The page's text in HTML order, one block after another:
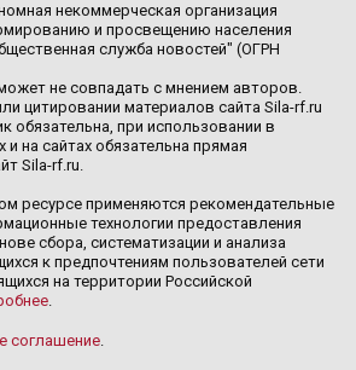
некоммерческая организация
и просвещению населения
служба новостей" (ОГРН
не совпадать с мнением авторов.
цитировании материалов сайта Sila-rf.ru
обязательна, при использовании в
и на сайтах обязательна прямая
Sila-rf.ru.
ресурсе применяются рекомендательные
технологии предоставления
сбора, систематизации и анализа
к предпочтениям пользователей сети
на территории Российской
.
соглашение.